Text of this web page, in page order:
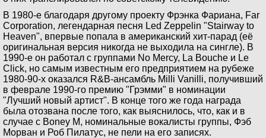
В 1980-е благодаря другому проекту Фрэнка Фариана, Far
Corporation, легендарная песня Led Zeppelin "Stairway to
Heaven", впервые попала в американский хит-парад (её
оригинальная версия никогда не выходила на сингле). В
1990-е он работал с группами No Mercy, La Bouche и Le
Click, но самым известным его предприятием на рубеже
1980-90-х оказался R&B-ансамбль Milli Vanilli, получивший
в феврале 1990-го премию "Грэмми" в номинации
"Лучший новый артист". В конце того же года награда
была отозвана после того, как выяснилось, что, как и в
случае с Boney M, номинальные вокалисты группы, Фэб
Морван и Роб Пилатус, не пели на его записях.